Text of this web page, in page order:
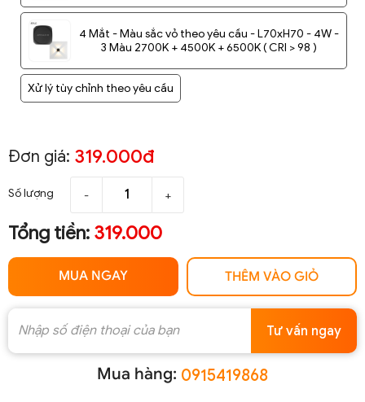
4 Mắt - Màu sắc vỏ theo yêu cầu - L70xH70 - 4W -
3 Màu 2700K + 4500K + 6500K ( CRI > 98 )
Xử lý tùy chỉnh theo yêu cầu
Đơn giá: 319.000đ
Số lượng - +
Tổng tiền: 319.000
MUA NGAY THÊM VÀO GIỎ
Tư vấn ngay
Mua hàng: 0915419868